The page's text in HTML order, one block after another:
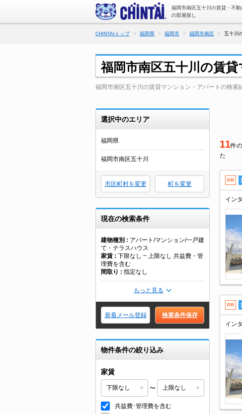
福岡市南区五十川の賃貸・不
の部屋探し
CHINTAIトップ 福岡県 福岡市 福岡市南区 五十川
福岡市南区五十川の賃
福岡市南区五十川の賃貸マンション・アパートの検索
選択中のエリア
福岡県
福岡市南区五十川
市区町村を変更 町を変更
現在の検索条件
建物種別
アパート/マンション/一戸建
て・テラスハウス
家賃
下限なし ~ 上限なし 共益費・管
理費を含む
間取り
指定なし
もっと見る
新着メール登録 検索条件保存
物件条件の絞り込み
家賃
〜
共益費･管理費を含む
11件
た
PR
イン
PR
イン